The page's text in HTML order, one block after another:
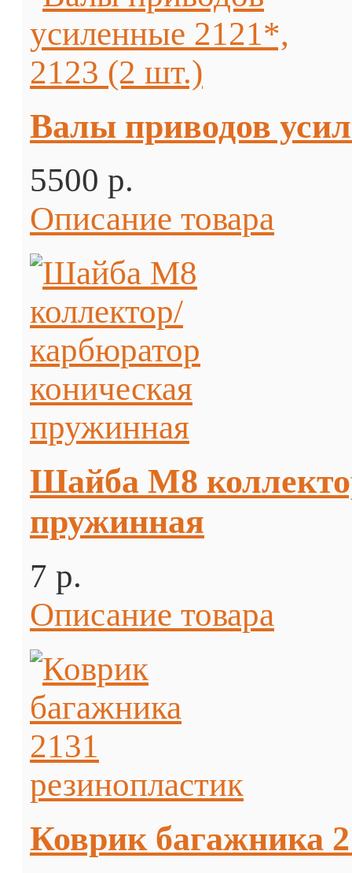
Валы приводов
5500 p.
Описание товара
Шайба М8
пружинная
7 p.
Описание товара
Коврик багажника